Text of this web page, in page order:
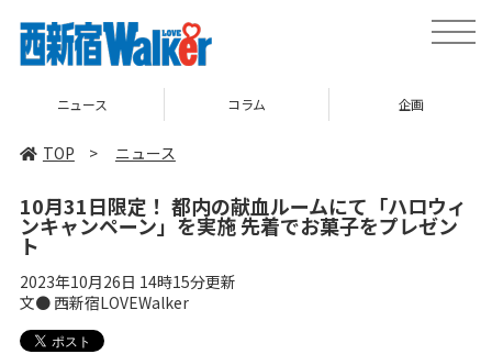
toggle
ニュース コラム 企画
TOP > ニュース
10月31日限定！ 都内の献血ルームにて「ハロウィ
ンキャンペーン」を実施 先着でお菓子をプレゼン
ト
2023年10月26日 14時15分更新
文● 西新宿LOVEWalker